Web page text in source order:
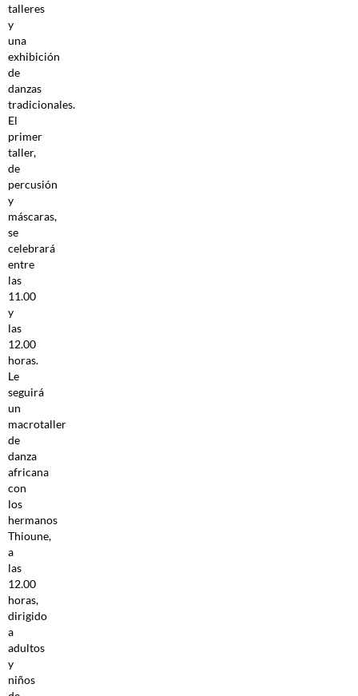
talleres
y
una
exhibición
de
danzas
tradicionales.
El
primer
taller,
de
percusión
y
máscaras,
se
celebrará
entre
las
11.00
y
las
12.00
horas.
Le
seguirá
un
macrotaller
de
danza
africana
con
los
hermanos
Thioune,
a
las
12.00
horas,
dirigido
a
adultos
y
niños